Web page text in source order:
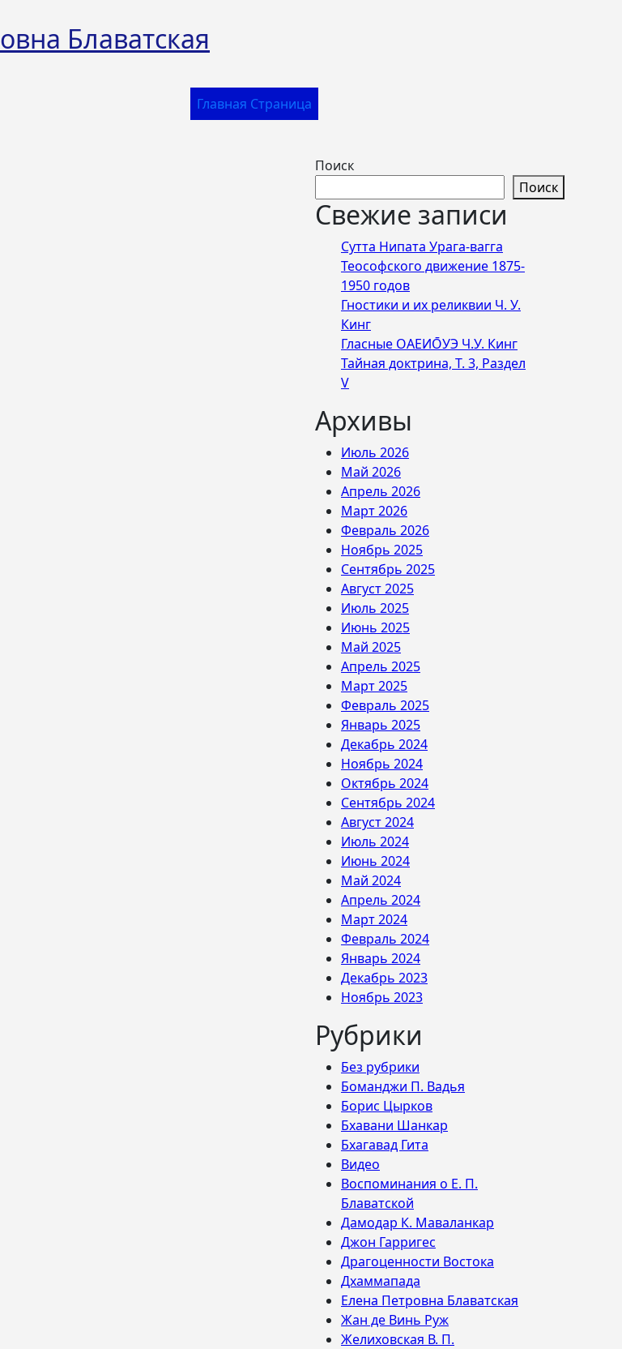
Блаватская
Главная Страница
Поиск
Поиск
Свежие записи
Сутта Нипата Урага-вагга
Теософского движение 1875-
1950 годов
Гностики и их реликвии Ч. У.
Кинг
Гласные ОАЕИО̄УЭ Ч.У. Кинг
Тайная доктрина, Т. 3, Раздел
V
Архивы
Июль 2026
Май 2026
Апрель 2026
Март 2026
Февраль 2026
Ноябрь 2025
Сентябрь 2025
Август 2025
Июль 2025
Июнь 2025
Май 2025
Апрель 2025
Март 2025
Февраль 2025
Январь 2025
Декабрь 2024
Ноябрь 2024
Октябрь 2024
Сентябрь 2024
Август 2024
Июль 2024
Июнь 2024
Май 2024
Апрель 2024
Март 2024
Февраль 2024
Январь 2024
Декабрь 2023
Ноябрь 2023
Рубрики
Без рубрики
Боманджи П. Вадья
Борис Цырков
Бхавани Шанкар
Бхагавад Гита
Видео
Воспоминания о Е. П.
Блаватской
Дамодар К. Маваланкар
Джон Гарригес
Драгоценности Востока
Дхаммапада
Елена Петровна Блаватская
Жан де Винь Руж
Желиховская В. П.